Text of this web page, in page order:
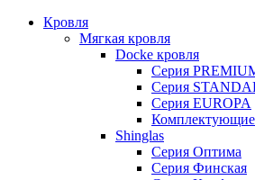
Кровля
Мягкая кровля
Docke кровля
Серия
Серия
Серия EUROPA
Shinglas
Серия Оптима
Серия Финская